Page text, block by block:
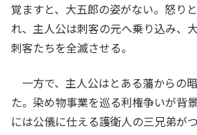
覚ますと、大五郎の姿がない。怒り
れ、主人公は刺客の元へ乗り込み、
刺客たちを全滅させる。
一方で、主人公はとある藩からの
た。染め物事業を巡る利権争いが背
には公儀に仕える護衛人の三兄弟が